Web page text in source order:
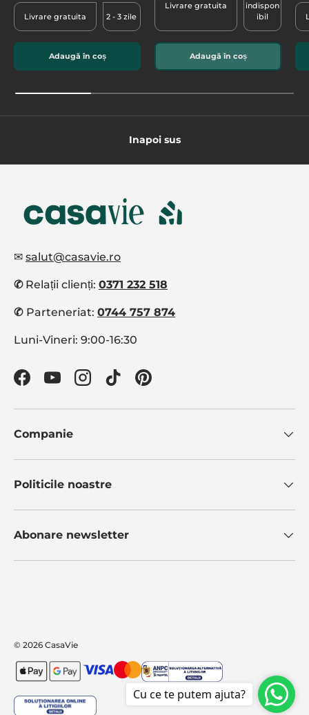
Livrare gratuita 2 - 3 zile
Adaugă în coș
Livrare gratuita
indispon
ibil
Adaugă în coș
Inapoi sus
✉ salut@casavie.ro
✆Relații clienți: 0371 232 518
✆ Parteneriat: 0744 757 874
Luni-Vineri: 9:00-16:30
Facebook
YouTubeInstagram
TikTokPinterest
Companie
Politicile noastre
Abonare newsletter
© 2026 CasaVie
Cu ce te putem ajuta?